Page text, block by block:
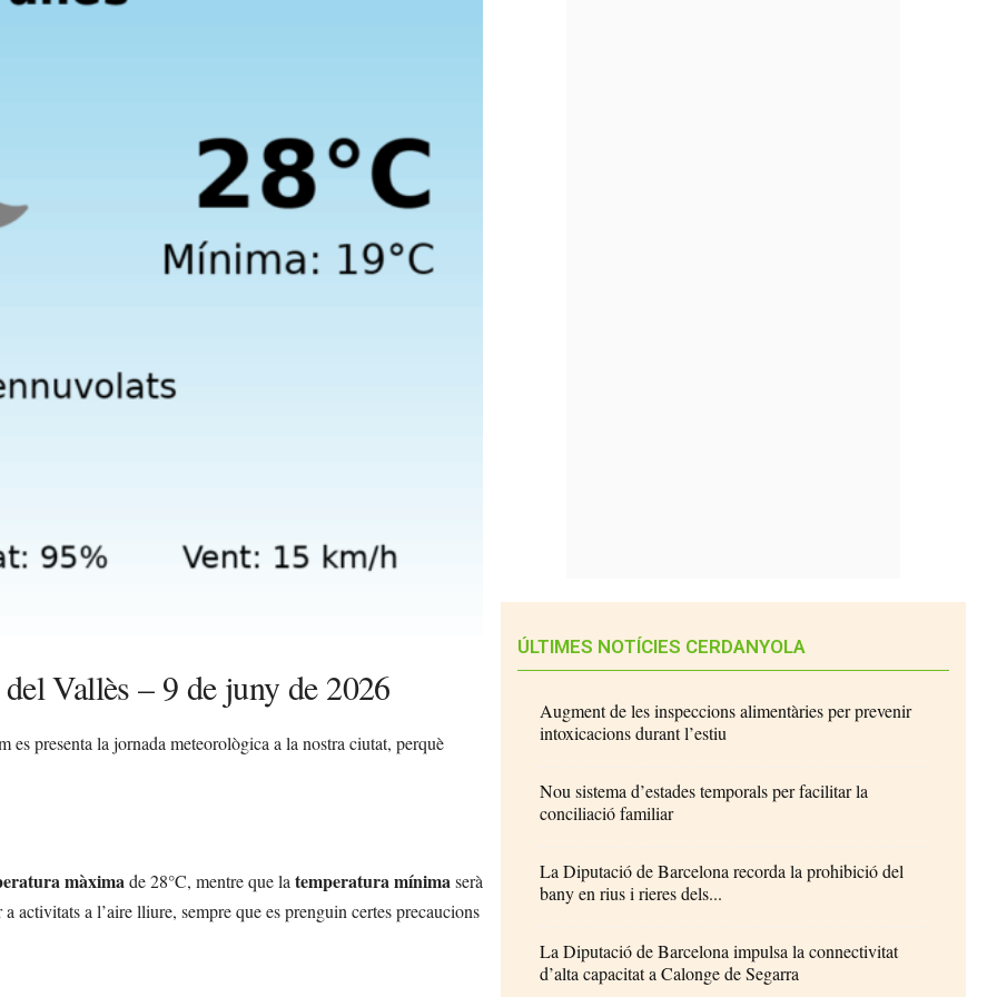
Vallès – 9 de juny de 2026
presenta la jornada meteorològica a la nostra ciutat, perquè
màximade 28°C, mentre que la temperatura mínimaserà
activitats a l’aire lliure, sempre que es prenguin certes precaucions
ÚLTIMES NOTÍCIES CERDANYOLA
Augment de les inspeccions alimentàries per prevenir
intoxicacions durant l’estiu
Nou sistema d’estades temporals per facilitar la
conciliació familiar
La Diputació de Barcelona recorda la prohibició del
bany en rius i rieres dels...
La Diputació de Barcelona impulsa la connectivitat
d’alta capacitat a Calonge de Segarra